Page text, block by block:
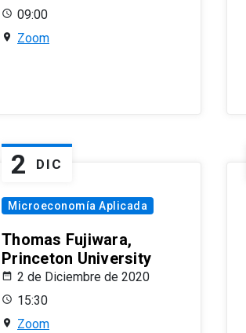
09:00
Zoom
2 DIC
Microeconomía Aplicada
Thomas Fujiwara,
Princeton University
2 de Diciembre de 2020
15:30
Zoom